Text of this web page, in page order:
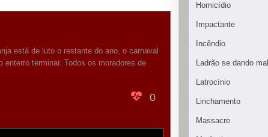
está de luto o restante do ano, o carnaval
terminar. Todos os moradores de
0
Homicídio
Impactante
Incêndio
Ladrão se dando mal
Latrocínio
Linchamento
Massacre